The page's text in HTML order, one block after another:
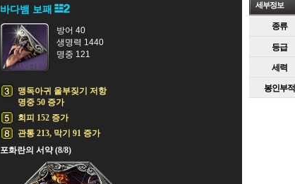
바다뱀 보패
방어 40
생명력 1440
명중 121
맹독아귀 울부짖기 저항
명중 50 증가
회피 152 증가
관통 213, 막기 91 증가
포화란의 서약 (8/8)
세부정보
종류
등급
세력
봉인부적